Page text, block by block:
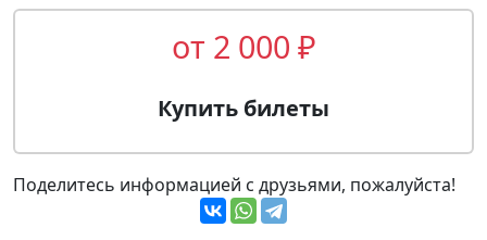
от 2 000 ₽
Купить билеты
Поделитесь информацией с друзьями, пожалуйста!